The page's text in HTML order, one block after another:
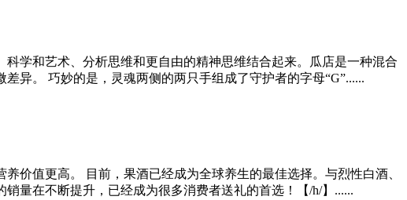
学和艺术、分析思维和更自由的精神思维结合起来。瓜店是一种混合
异。 巧妙的是，灵魂两侧的两只手组成了守护者的字母“G”......
价值更高。 目前，果酒已经成为全球养生的最佳选择。与烈性白酒、
量在不断提升，已经成为很多消费者送礼的首选！【/h/】......